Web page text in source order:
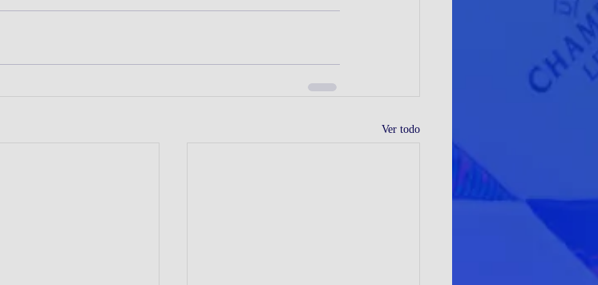
Ver todo